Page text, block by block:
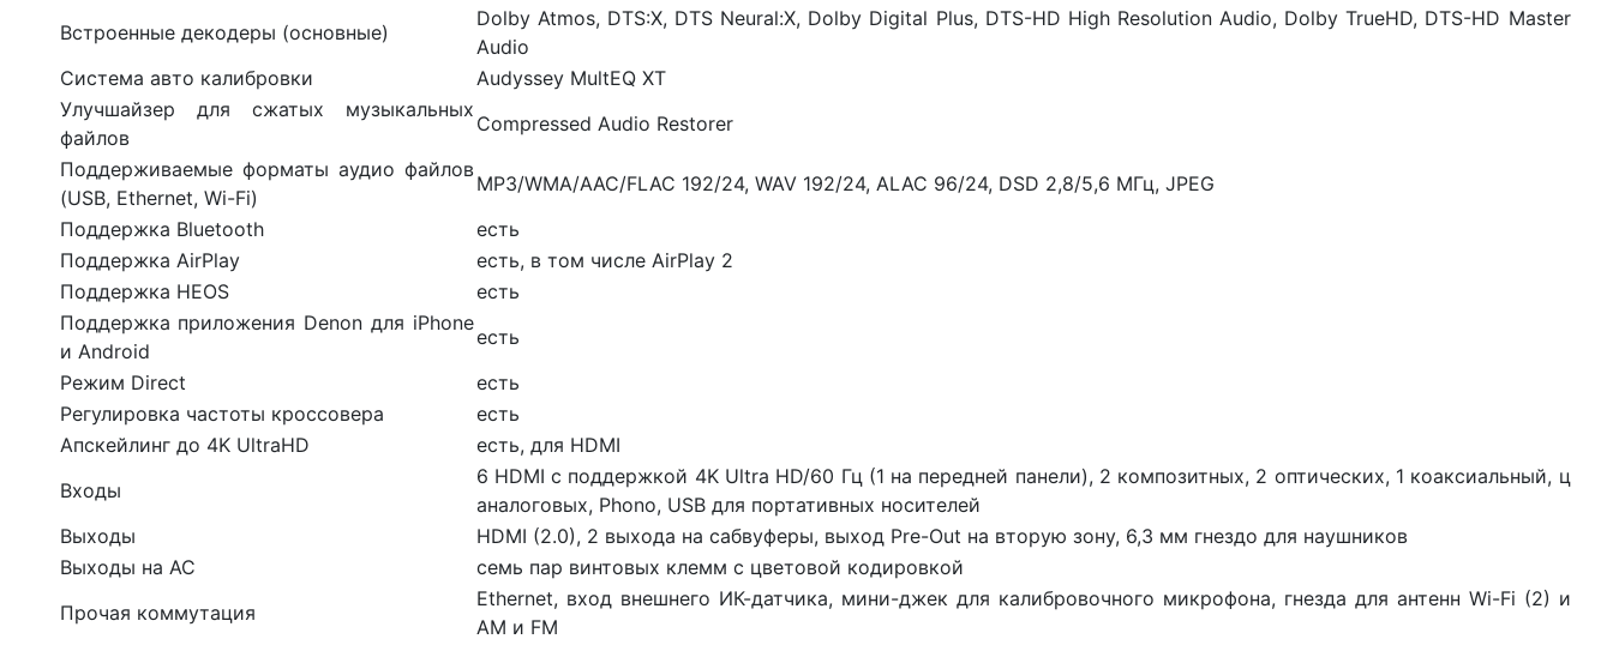
Встроенные декодеры (основные)
Dolby Atmos, DTS:X, DTS Neural:X, Dolby Digital Plus, DTS-HD High Resolution Audio, Dolby TrueHD, DTS-HD Master
Audio
Система авто калибровки
Audyssey MultEQ XT
Улучшайзер для сжатых музыкальных
файлов
Compressed Audio Restorer
Поддерживаемые форматы аудио файлов
(USB, Ethernet, Wi-Fi)
MP3/WMA/AAC/FLAC 192/24, WAV 192/24, ALAC 96/24, DSD 2,8/5,6 МГц, JPEG
Поддержка Bluetooth
есть
Поддержка AirPlay
есть, в том числе AirPlay 2
Поддержка HEOS
есть
Поддержка приложения Denon для iPhone
и Android
есть
Режим Direct
есть
Регулировка частоты кроссовера
есть
Апскейлинг до 4K UltraHD
есть, для HDMI
Входы
6 HDMI с поддержкой 4K Ultra HD/60 Гц (1 на передней панели), 2 композитных, 2 оптических, 1 коаксиальный, ц
аналоговых, Phono, USB для портативных носителей
Выходы
HDMI (2.0), 2 выхода на сабвуферы, выход Pre-Out на вторую зону, 6,3 мм гнездо для наушников
Выходы на АС
семь пар винтовых клемм с цветовой кодировкой
Прочая коммутация
Ethernet, вход внешнего ИК-датчика, мини-джек для калибровочного микрофона, гнезда для антенн Wi-Fi (2) и
AM и FM